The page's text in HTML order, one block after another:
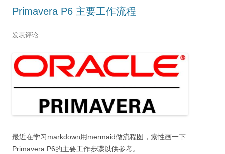
Primavera P6 主要工作流程
发表评论
最近在学习markdown用mermaid做流程图，索性画一下
Primavera P6的主要工作步骤以供参考。